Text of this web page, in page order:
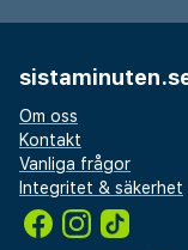
Om oss
Kontakt
Vanliga frågor
Integritet & säkerhet